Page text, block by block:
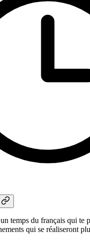
temps du français qui te
qui se réaliseront